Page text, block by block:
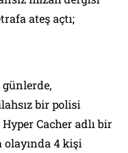
ateş açtı;
günlerde,
bir polisi
Cacher adlı bir
4 kişi